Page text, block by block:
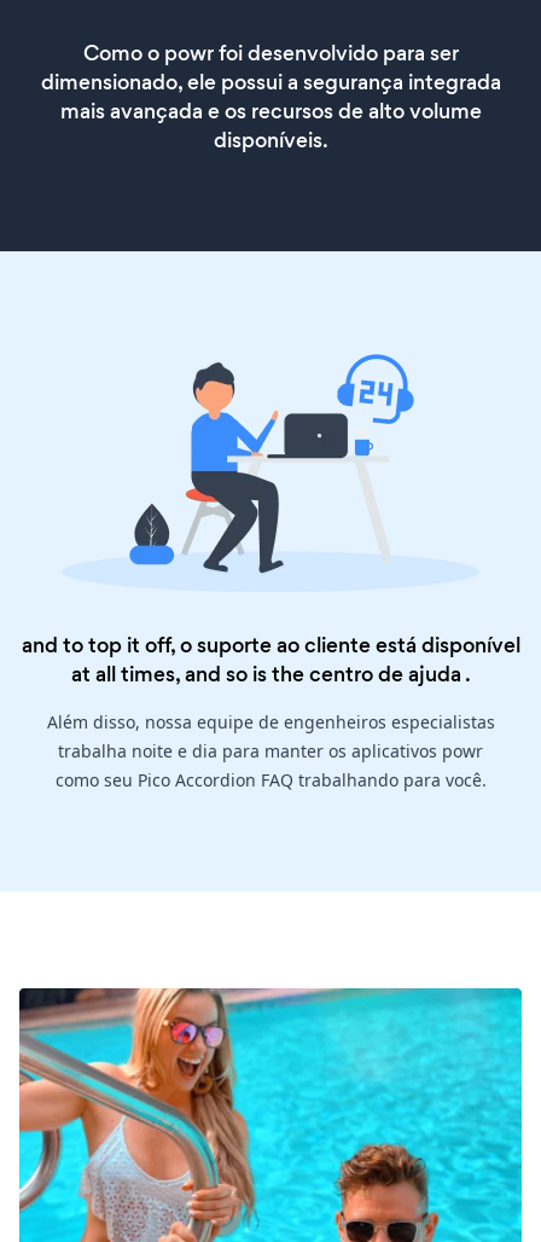
Como o powr foi desenvolvido para ser
dimensionado, ele possui a segurança integrada
mais avançada e os recursos de alto volume
disponíveis.
and to top it off, o suporte ao cliente está disponível
at all times, and so is thecentro de ajuda .
Além disso, nossa equipe de engenheiros especialistas
trabalha noite e dia para manter os aplicativos powr
como seu Pico Accordion FAQ trabalhando para você.